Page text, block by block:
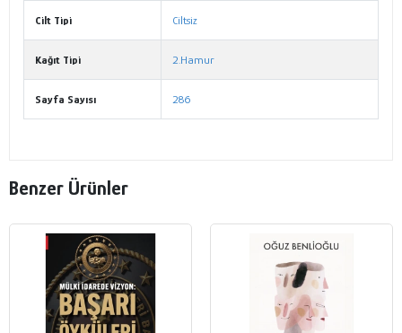
Cilt Tipi Ciltsiz
Kağıt Tipi 2.Hamur
Sayfa Sayısı 286
Benzer Ürünler